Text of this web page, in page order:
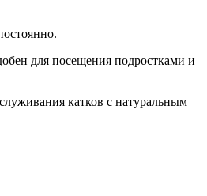
для посещения подростками и
катков с натуральным